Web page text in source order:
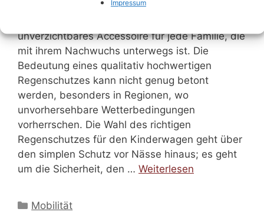
Impressum
unverzichtbares Accessoire für jede Familie, die
mit ihrem Nachwuchs unterwegs ist. Die
Bedeutung eines qualitativ hochwertigen
Regenschutzes kann nicht genug betont
werden, besonders in Regionen, wo
unvorhersehbare Wetterbedingungen
vorherrschen. Die Wahl des richtigen
Regenschutzes für den Kinderwagen geht über
den simplen Schutz vor Nässe hinaus; es geht
um die Sicherheit, den … Weiterlesen
Kategorien
Mobilität